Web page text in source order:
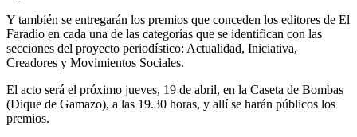
Y también se entregarán los premios que conceden los editores de El
Faradio en cada una de las categorías que se identifican con las
secciones del proyecto periodístico: Actualidad, Iniciativa,
Creadores y Movimientos Sociales.
El acto será el próximo jueves, 19 de abril, en la Caseta de Bombas
(Dique de Gamazo), a las 19.30 horas, y allí se harán públicos los
premios.